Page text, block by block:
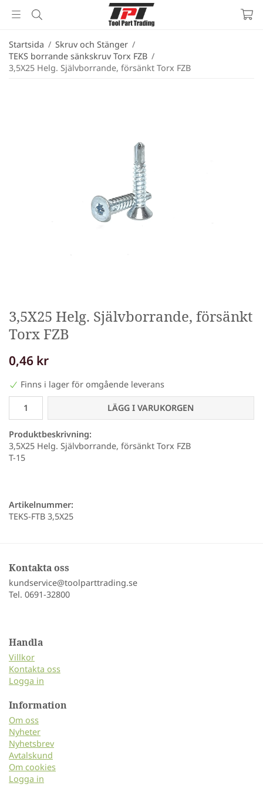
Startsida / Skruv och Stänger /
TEKS borrande sänkskruv Torx FZB /
3,5X25 Helg. Självborrande, försänkt Torx FZB
3,5X25 Helg. Självborrande, försänkt
Torx FZB
0,46 kr
Finns i lager för omgående leverans
LÄGG I VARUKORGEN
Produktbeskrivning:
3,5X25 Helg. Självborrande, försänkt Torx FZB
T-15
Artikelnummer:
TEKS-FTB 3,5X25
Kontakta oss
kundservice@toolparttrading.se
Tel. 0691-32800
Handla
Villkor
Kontakta oss
Logga in
Information
Om oss
Nyheter
Nyhetsbrev
Avtalskund
Om cookies
Logga in